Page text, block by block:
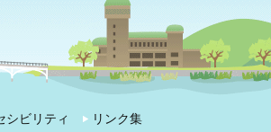
シビリティ リンク集